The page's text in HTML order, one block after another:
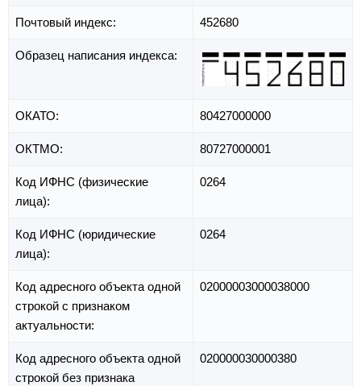
Почтовый индекс: 452680
Образец написания индекса:
ОКАТО: 80427000000
ОКТМО: 80727000001
Код ИФНС (физические
лица):
0264
Код ИФНС (юридические
лица):
0264
Код адресного объекта одной
строкой с признаком
актуальности:
02000003000038000
Код адресного объекта одной
строкой без признака
020000030000380